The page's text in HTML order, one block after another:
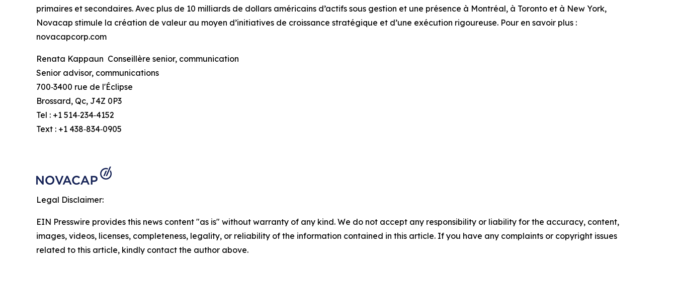
primaires et secondaires. Avec plus de 10 milliards de dollars américains d’actifs sous gestion et une présence à Montréal, à Toronto et à New York,
Novacap stimule la création de valeur au moyen d’initiatives de croissance stratégique et d’une exécution rigoureuse. Pour en savoir plus :
novacapcorp.com
Renata Kappaun Conseillère senior, communication
Senior advisor, communications
700‑3400 rue de l'Éclipse
Brossard, Qc, J4Z 0P3
Tel : +1 514‑234‑4152
Text : +1 438‑834‑0905
Legal Disclaimer:
EIN Presswire provides this news content "as is" without warranty of any kind. We do not accept any responsibility or liability for the accuracy, content,
images, videos, licenses, completeness, legality, or reliability of the information contained in this article. If you have any complaints or copyright issues
related to this article, kindly contact the author above.